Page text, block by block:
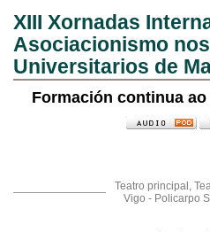
XIII Xornadas
Asociacionismo
Universitarios de
Formación continua
Teatro principal,
Vigo - Policarpo